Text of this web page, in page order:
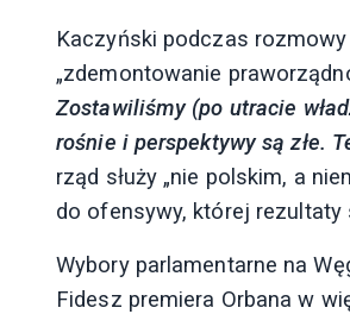
Kaczyński podczas
„zdemontowanie
Zostawiliśmy (po utracie
rośnie i perspektywy są złe.
rząd służy „nie polskim, a
do ofensywy, której rezultaty
Wybory parlamentarne na
Fidesz premiera Orbana w